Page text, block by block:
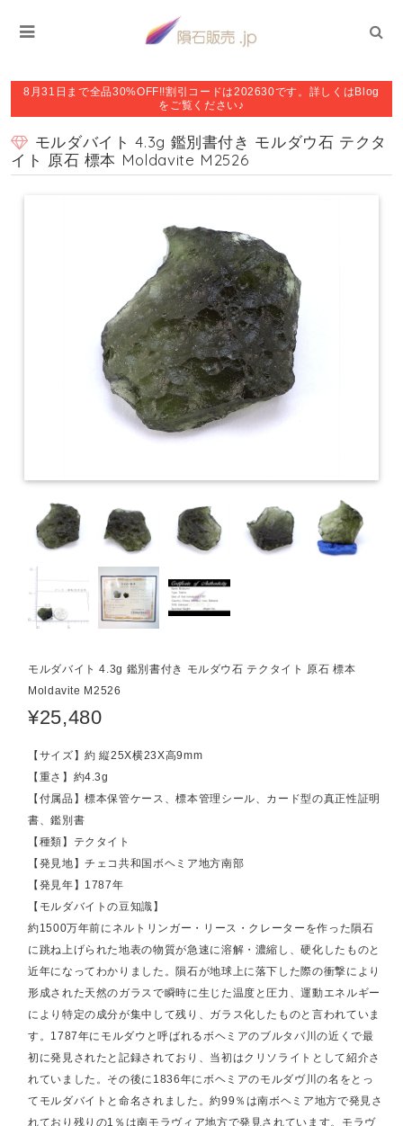
8月31日まで全品30%OFF!!割引コードは202630です。詳しくはBlog
をご覧ください♪
モルダバイト 4.3g 鑑別書付き モルダウ石 テクタ
イト 原石 標本 Moldavite M2526
モルダバイト 4.3g 鑑別書付き モルダウ石 テクタイト 原石 標本
Moldavite M2526
¥25,480
【サイズ】約 縦25X横23X高9mm
【重さ】約4.3g
【付属品】標本保管ケース、標本管理シール、カード型の真正性証明
書、鑑別書
【種類】テクタイト
【発見地】チェコ共和国ボヘミア地方南部
【発見年】1787年
【モルダバイトの豆知識】
約1500万年前にネルトリンガー・リース・クレーターを作った隕石
に跳ね上げられた地表の物質が急速に溶解・濃縮し、硬化したものと
近年になってわかりました。隕石が地球上に落下した際の衝撃により
形成された天然のガラスで瞬時に生じた温度と圧力、運動エネルギー
により特定の成分が集中して残り、ガラス化したものと言われていま
す。1787年にモルダウと呼ばれるボヘミアのブルタバ川の近くで最
初に発見されたと記録されており、当初はクリソライトとして紹介さ
れていました。その後に1836年にボヘミアのモルダヴ川の名をとっ
てモルダバイトと命名されました。約99％は南ボヘミア地方で発見さ
れており残りの1％は南モラヴィア地方で発見されています。モラヴ